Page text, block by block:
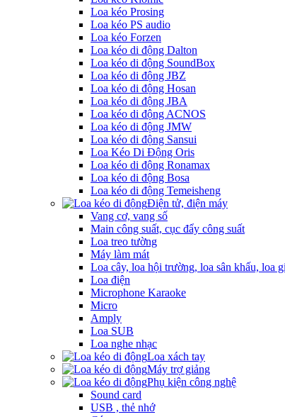
Loa kéo Prosing
Loa kéo PS audio
Loa kéo Forzen
Loa kéo di động Dalton
Loa kéo di động SoundBox
Loa kéo di động JBZ
Loa kéo di động Hosan
Loa kéo di động JBA
Loa kéo di động ACNOS
Loa kéo di động JMW
Loa kéo di động Sansui
Loa Kéo Di Động Oris
Loa kéo di động Ronamax
Loa kéo di động Bosa
Loa kéo di động Temeisheng
Điện tử, điện máy
Vang cơ, vang số
Main công suất, cục đẩy công suất
Loa treo tường
Máy làm mát
Loa cây, loa hội trường, loa sân khấu, loa
Loa điện
Microphone Karaoke
Micro
Amply
Loa SUB
Loa nghe nhạc
Loa xách tay
Máy trợ giảng
Phụ kiện công nghệ
Sound card
USB , thẻ nhớ